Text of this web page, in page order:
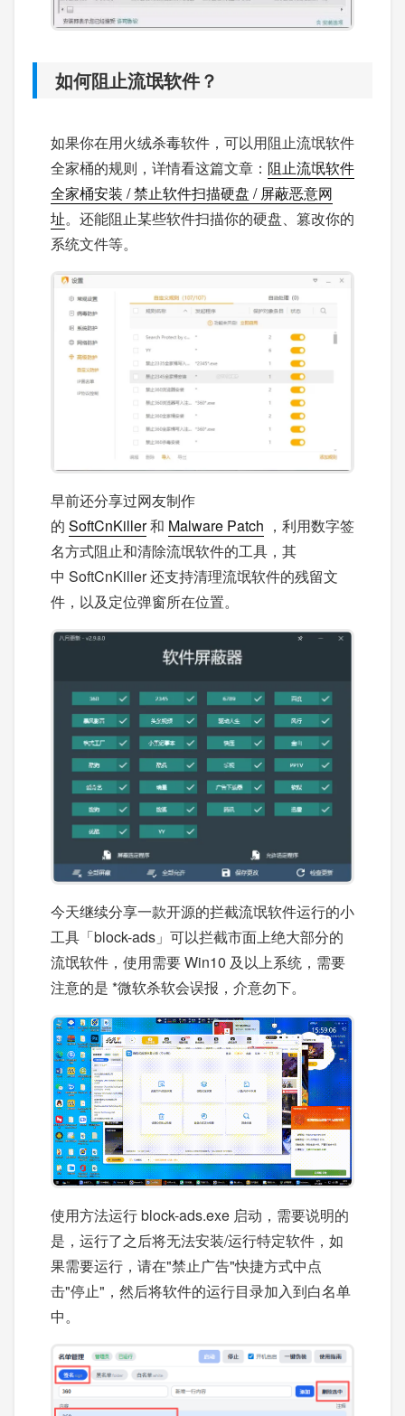
如何阻止流氓软件？
如果你在用火绒杀毒软件，可以用阻止流氓软件
全家桶的规则，详情看这篇文章： 阻止流氓软件
全家桶安装 / 禁止软件扫描硬盘 / 屏蔽恶意网
址。还能阻止某些软件扫描你的硬盘、篡改你的
系统文件等。
早前还分享过网友制作
的 SoftCnKiller和 Malware Patch ，利用数字签
名方式阻止和清除流氓软件的工具，其
中 SoftCnKiller 还支持清理流氓软件的残留文
件，以及定位弹窗所在位置。
今天继续分享一款开源的拦截流氓软件运行的小
工具「block-ads」可以拦截市面上绝大部分的
流氓软件，使用需要 Win10 及以上系统，需要
注意的是 *微软杀软会误报，介意勿下。
使用方法运行 block-ads.exe 启动，需要说明的
是，运行了之后将无法安装/运行特定软件，如
果需要运行，请在"禁止广告"快捷方式中点
击"停止"，然后将软件的运行目录加入到白名单
中。